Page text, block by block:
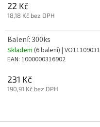
22 Kč
18,18 Kč bez DPH
Balení: 300ks
Skladem (6 balení) |
EAN: 1000000316902
231 Kč
190,91 Kč bez DPH